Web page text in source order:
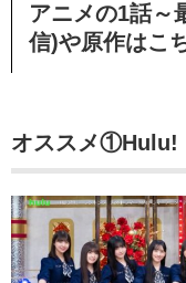
アニメの1話～
信)や原作はこ
オススメ①Hulu!